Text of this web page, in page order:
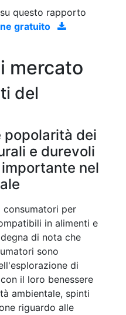
questo rapporto
gratuito
mercato
del
popolarità dei
e durevoli
nel
consumatori per
in alimenti e
di nota che
sono
di
il loro benessere
ambientale, spinti
riguardo alle